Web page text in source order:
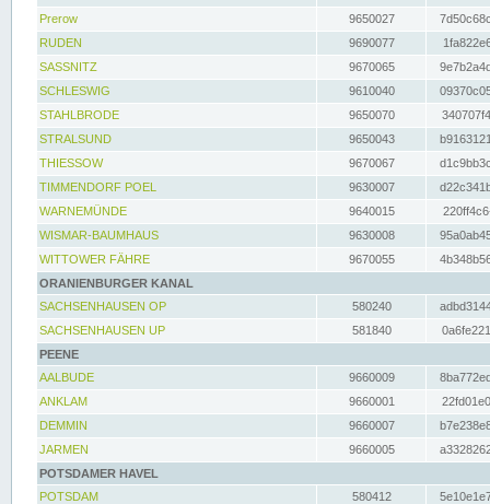
Prerow
9650027
RUDEN
9690077
SASSNITZ
9670065
SCHLESWIG
9610040
STAHLBRODE
9650070
STRALSUND
9650043
THIESSOW
9670067
TIMMENDORF POEL
9630007
WARNEMÜNDE
9640015
WISMAR-BAUMHAUS
9630008
WITTOWER FÄHRE
9670055
ORANIENBURGER KANAL
SACHSENHAUSEN OP
580240
SACHSENHAUSEN UP
581840
PEENE
AALBUDE
9660009
ANKLAM
9660001
DEMMIN
9660007
JARMEN
9660005
POTSDAMER HAVEL
POTSDAM
580412